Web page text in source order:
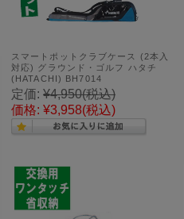
スマートポットクラブケース (2本入
対応) グラウンド・ゴルフ ハタチ
(HATACHI) BH7014
定価: ¥4,950(税込)
価格: ¥3,958(税込)